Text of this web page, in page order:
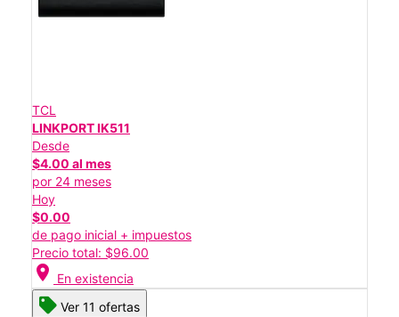
TCL
LINKPORT IK511
Desde
$4.00 al mes
por 24 meses
Hoy
$0.00
de pago inicial + impuestos
Precio total: $96.00
location_on En existencia
Ver 11 ofertas